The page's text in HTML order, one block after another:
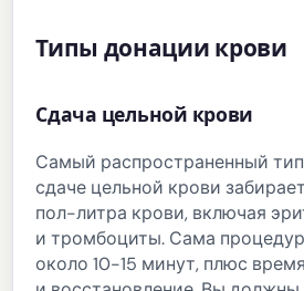
Типы донации крови
Сдача цельной крови
Самый распространенный
сдаче цельной крови
пол-литра крови, включая
и тромбоциты. Сама
около 10-15 минут, плюс